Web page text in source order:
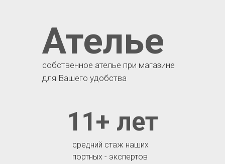
средний стаж наших
портных - экспертов
11+ лет
Ателье
собственное ателье при магазине
для Вашего удобства